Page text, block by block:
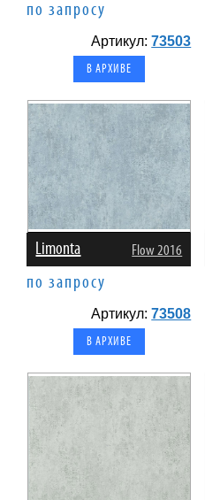
по запросу
Артикул:73503
В АРХИВЕ
Limonta Flow 2016
по запросу
Артикул:73508
В АРХИВЕ